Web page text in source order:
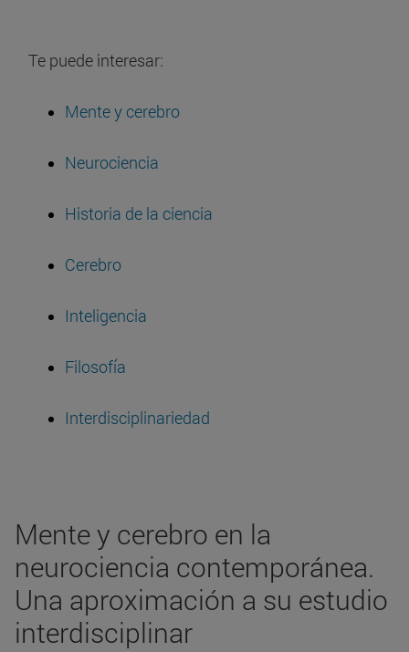
Te puede interesar:
Mente y cerebro
Neurociencia
Historia de la ciencia
Cerebro
Inteligencia
Filosofía
Interdisciplinariedad
Mente y cerebro en la
neurociencia contemporánea.
Una aproximación a su estudio
interdisciplinar